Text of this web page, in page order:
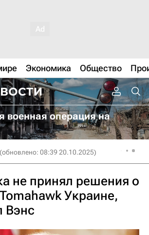
Экономика Общество
военная операция на
(обновлено: 08:39 20.10.2025)
не принял решения о
Украине,
Вэнс